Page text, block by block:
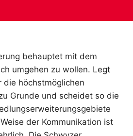
behauptet mit dem
umgehen zu wollen. Legt
die höchstmöglichen
Grunde und scheidet so die
der Kommunikation ist